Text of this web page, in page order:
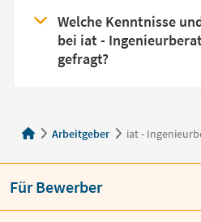
Welche Kenntnisse
bei iat -
gefragt?
Arbeitgeber iat -
Für Bewerber